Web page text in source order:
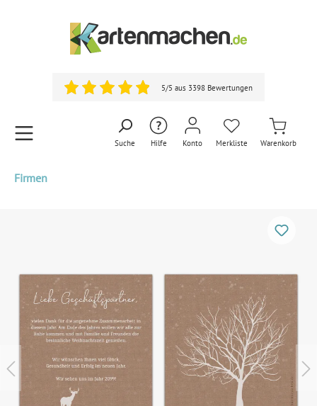
5/5 aus 3398 Bewertungen
Suche Hilfe Konto Merkliste Warenkorb
Firmen